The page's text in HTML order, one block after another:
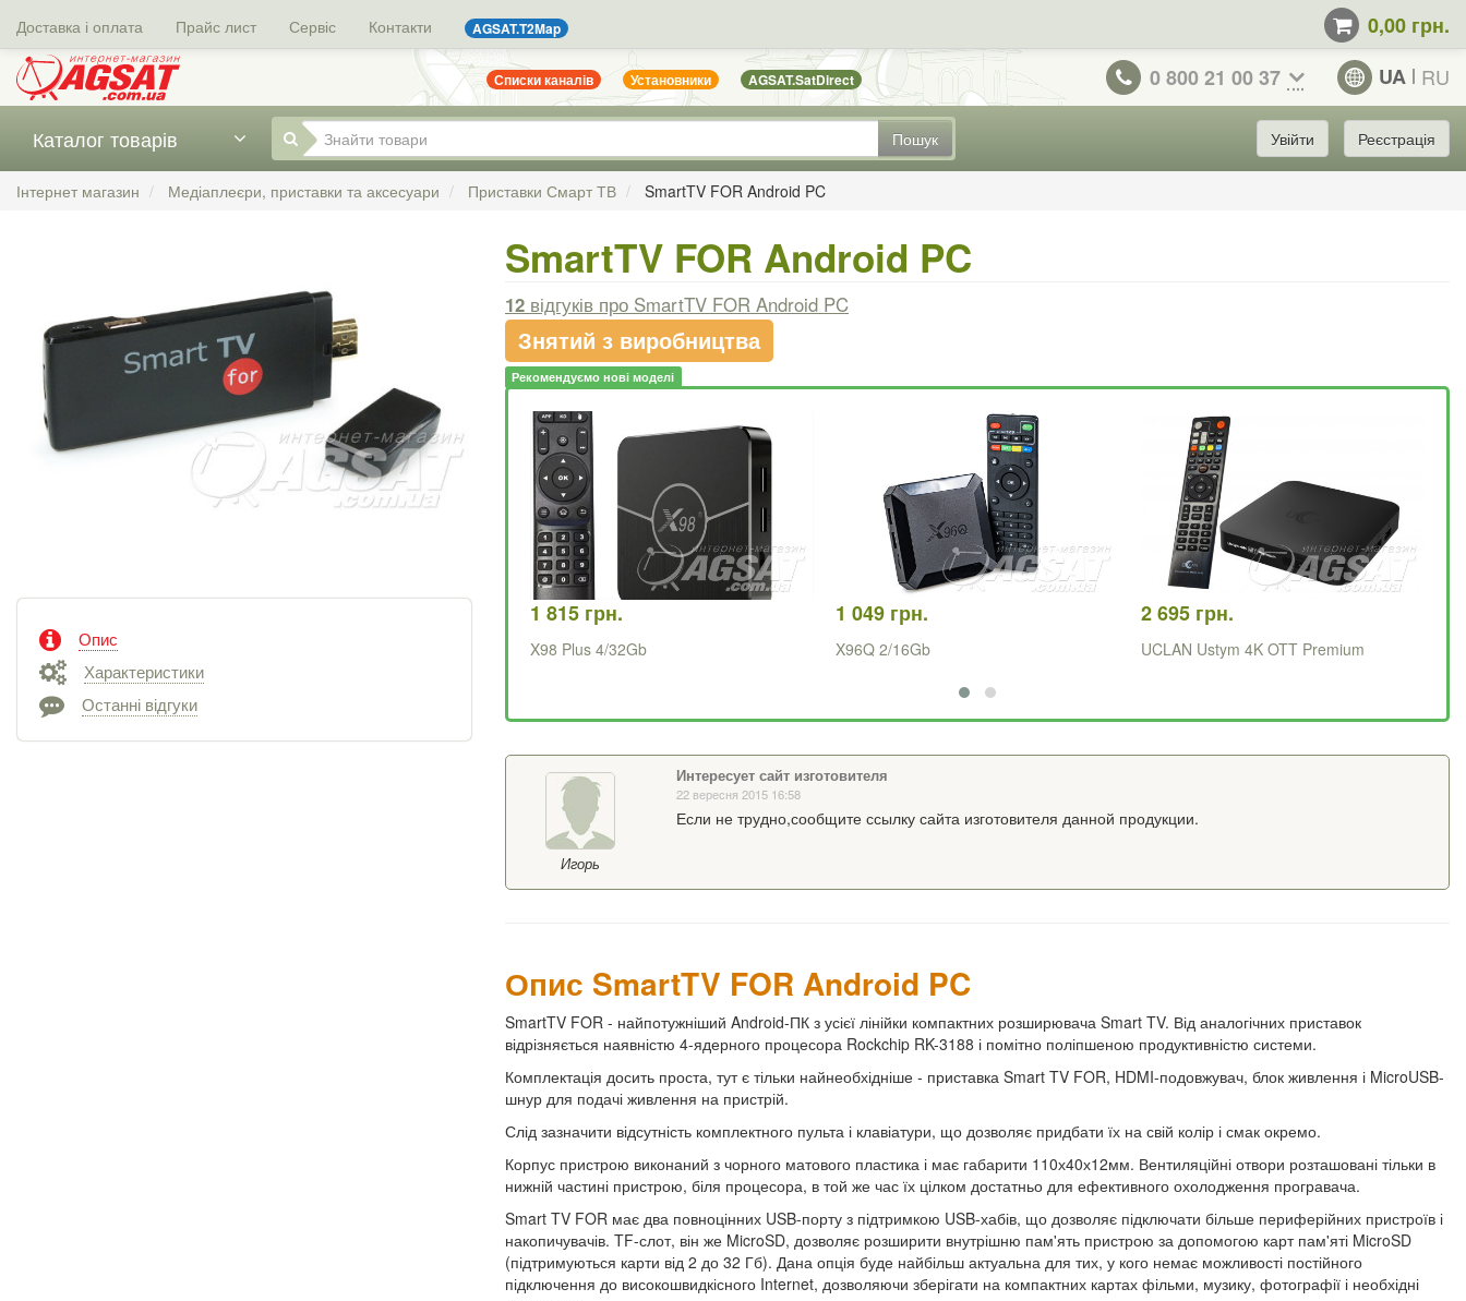
Доставка і оплата Прайс лист Сервіс Контакти AGSAT.T2Map 0,00 грн.
Списки каналів Установники AGSAT.SatDirect 0 800 21 00 37 UA RU
Пошук
Каталог товарів Увійти Реєстрація
Інтернет магазин Медіаплеєри, приставки та аксесуари Приставки Смарт ТВ SmartTV FOR Android PC
Опис
Характеристики
Останні відгуки
SmartTV FOR Android PC
12 відгуків про SmartTV FOR Android PC
Знятий з виробництва
Рекомендуємо нові моделі
1 815 грн.
X98 Plus 4/32Gb
1 049 грн.
X96Q 2/16Gb
2 695 грн.
UCLAN Ustym 4K OTT Premium
Игорь
Интересует сайт изготовителя
22 вересня 2015 16:58
Если не трудно,сообщите ссылку сайта изготовителя данной продукции.
Опис SmartTV FOR Android PC
SmartTV FOR - найпотужніший Android-ПК з усієї лінійки компактних розширювача Smart TV. Від аналогічних приставок
відрізняється наявністю 4-ядерного процесора Rockchip RK-3188 і помітно поліпшеною продуктивністю системи.
Комплектація досить проста, тут є тільки найнеобхідніше - приставка Smart TV FOR, HDMI-подовжувач, блок живлення і MicroUSB-
шнур для подачі живлення на пристрій.
Слід зазначити відсутність комплектного пульта і клавіатури, що дозволяє придбати їх на свій колір і смак окремо.
Корпус пристрою виконаний з чорного матового пластика і має габарити 110х40х12мм. Вентиляційні отвори розташовані тільки в
нижній частині пристрою, біля процесора, в той же час їх цілком достатньо для ефективного охолодження програвача.
Smart TV FOR має два повноцінних USB-порту з підтримкою USB-хабів, що дозволяє підключати більше периферійних пристроїв і
накопичувачів. TF-слот, він же MicroSD, дозволяє розширити внутрішню пам'ять пристрою за допомогою карт пам'яті MicroSD
(підтримуються карти від 2 до 32 Гб). Дана опція буде найбільш актуальна для тих, у кого немає можливості постійного
підключення до високошвидкісного Internet, дозволяючи зберігати на компактних картах фільми, музику, фотографії і необхідні